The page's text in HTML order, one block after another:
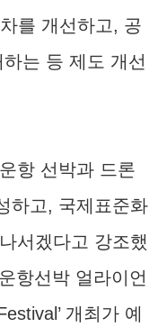
를 개선하고, 공
는 등 제도 개선
항 선박과 드론
하고, 국제표준화
서겠다고 강조했
항선박 얼라이언
개최가 예